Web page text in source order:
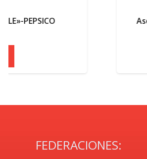
Asegura Control –
FEDERACIONES: